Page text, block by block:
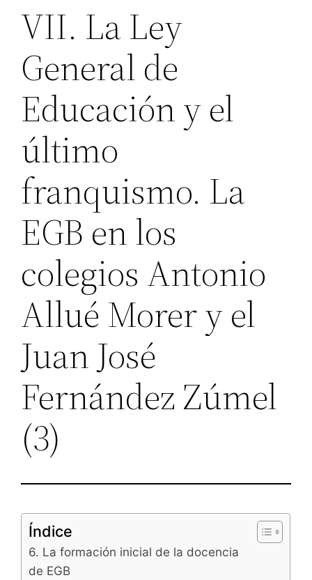
VII. La Ley
General de
Educación y el
último
franquismo. La
EGB en los
colegios Antonio
Allué Morer y el
Juan José
Fernández Zúmel
(3)
Índice
6. La formación inicial de la docencia
de EGB